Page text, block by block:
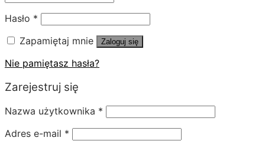
Hasło *
Zapamiętaj mnie
Zaloguj się
Nie pamiętasz hasła?
Zarejestruj się
Nazwa użytkownika *
Adres e-mail *